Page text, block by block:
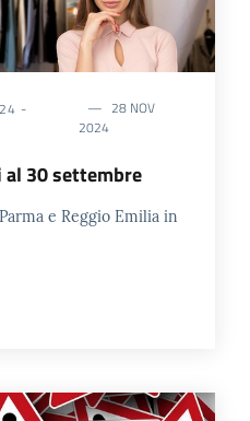
-
28 NOV
2024
30 settembre
e Reggio Emilia in